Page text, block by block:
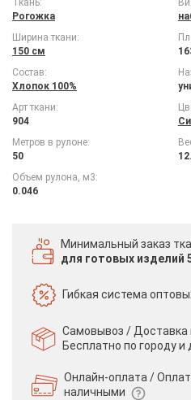
Рогожка
Ширина ткани:
150 см
Состав:
Хлопок 100%
Арт ткани:
904
Метров в рулоне:
50
Объем рулона, м3:
0.046
Минимальный заказ
для готовых изделий
Гибкая система
Самовывоз / Доставка
Бесплатно по городу и
Онлайн-оплата /
наличными